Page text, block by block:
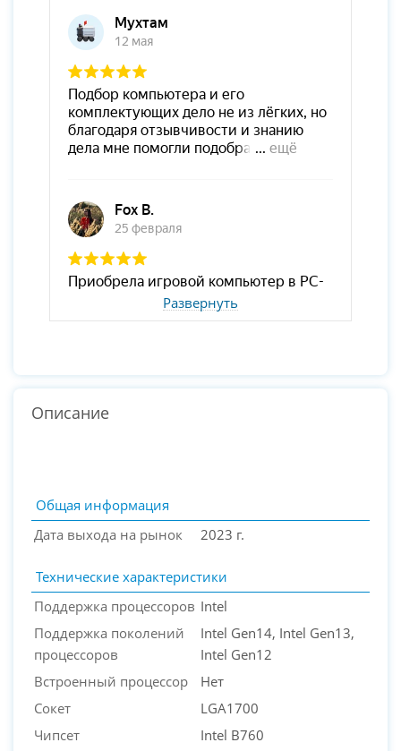
PC-Arena на карте Москвы — Яндекс Карты
Развернуть
Описание
Общая информация
Дата выхода на рынок
2023 г.
Технические характеристики
Поддержка процессоров Intel
Поддержка поколений
процессоров
Intel Gen14, Intel Gen13,
Intel Gen12
Встроенный процессор
Нет
Сокет
LGA1700
Чипсет
Intel B760